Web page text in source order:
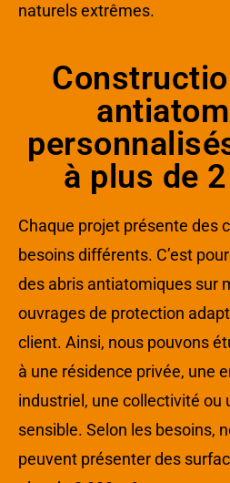
naturels extrêmes.
à plus de
Chaque projet présente des
besoins différents. C’est
des abris antiatomiques sur
ouvrages de protection
client. Ainsi, nous pouvons
à une résidence privée, une
industriel, une collectivité ou
sensible. Selon les besoins,
peuvent présenter des